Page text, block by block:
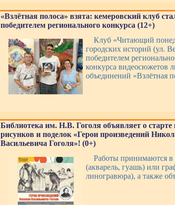
«Взлётная полоса» взята: кемеровский клуб
победителем регионального конкурса (12+)
Клуб «Читающий
городских историй (ул.
победителем
конкурса видеосюжетов
объединений «Взлётная
Библиотека им. Н.В. Гоголя объявляет о старте
рисунков и поделок «Герои произведений
Васильевича Гоголя»! (0+)
Работы принимаются
(акварель, гуашь) или
линогравюра), а также